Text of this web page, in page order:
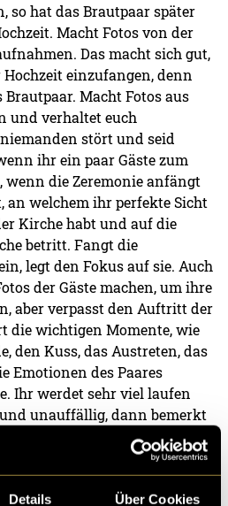
Details Über Cookies
so hat das Brautpaar später
Macht Fotos von der
Das macht sich gut,
einzufangen, denn
Macht Fotos aus
und verhaltet euch
stört und seid
ihr ein paar Gäste zum
wenn die Zeremonie anfängt
an welchem ihr perfekte Sicht
Kirche habt und auf die
betritt. Fangt die
legt den Fokus auf sie. Auch
der Gäste machen, um ihre
aber verpasst den Auftritt der
die wichtigen Momente, wie
den Kuss, das Austreten, das
Emotionen des Paares
Ihr werdet sehr viel laufen
unauffällig, dann bemerkt
der Teil in der Kirche durch
draussen